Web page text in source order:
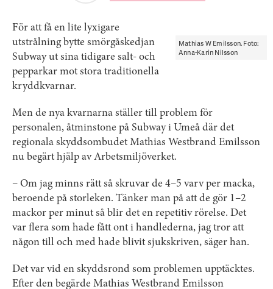
Mathias W Emilsson. Foto:
Anna-Karin Nilsson
För att få en lite lyxigare
utstrålning bytte smörgåskedjan
Subway ut sina tidigare salt- och
pepparkar mot stora traditionella
kryddkvarnar.
Men de nya kvarnarna ställer till problem för
personalen, åtminstone på Subway i Umeå där det
regionala skyddsombudet Mathias Westbrand Emilsson
nu begärt hjälp av Arbetsmiljöverket.
– Om jag minns rätt så skruvar de 4–5 varv per macka,
beroende på storleken. Tänker man på att de gör 1–2
mackor per minut så blir det en repetitiv rörelse. Det
var flera som hade fått ont i handlederna, jag tror att
någon till och med hade blivit sjukskriven, säger han.
Det var vid en skyddsrond som problemen upptäcktes.
Efter den begärde Mathias Westbrand Emilsson